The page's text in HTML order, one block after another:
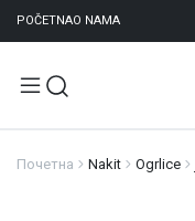
POČETNAO NAMA
Почетна Nakit Ogrlice